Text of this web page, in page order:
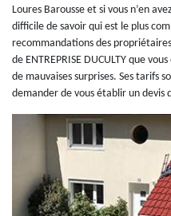
Loures Barousse et si vous n’en
difficile de savoir qui est le plus
recommandations des
de ENTREPRISE DUCULTY que
de mauvaises surprises. Ses tarifs
demander de vous établir un